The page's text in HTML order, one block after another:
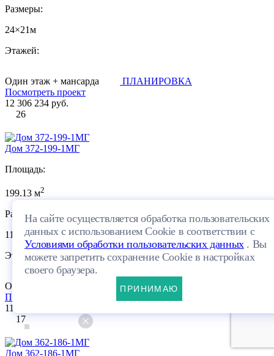
Размеры:
24×21м
Этажей:
Один этаж + мансарда
ПЛАНИРОВКА
Посмотреть проект
12 306 234 руб.
26
Дом 372-199-1МГ
Площадь:
199.13 м2
Размеры:
11.48×19.3м
Этажей:
Один этаж + мансарда
ПЛАНИРОВКА
Посмотреть проект
11 532 498 руб.
17
Дом 362-186-1МГ
На сайте осуществляется обработка пользовательских
данных с использованием Cookie в соответствии с
Условиями обработки пользовательских данных. Вы
можете запретить сохранение Cookie в настройках
своего браузера.
ПРИНИМАЮ